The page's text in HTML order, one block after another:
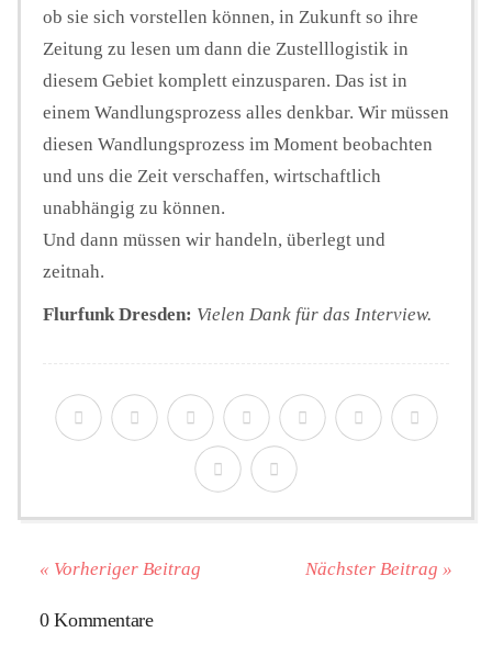
ob sie sich vorstellen können, in Zukunft so ihre
Zeitung zu lesen um dann die Zustelllogistik in
diesem Gebiet komplett einzusparen. Das ist in
einem Wandlungsprozess alles denkbar. Wir müssen
diesen Wandlungsprozess im Moment beobachten
und uns die Zeit verschaffen, wirtschaftlich
unabhängig zu können.
Und dann müssen wir handeln, überlegt und
zeitnah.
Flurfunk Dresden: Vielen Dank für das Interview.
« Vorheriger Beitrag Nächster Beitrag »
0 Kommentare